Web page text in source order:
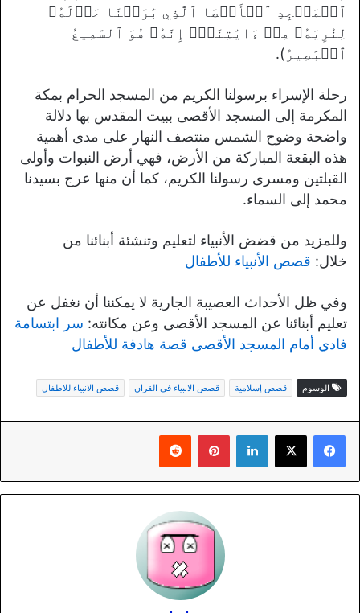
ٱلۡمَسۡجِدِ ٱلۡأَقۡصَا ٱلَّذِي بَٰرَكۡنَا حَوۡلَهُۥ
لِنُرِيَهُۥ مِنۡ ءَايَٰتِنَآۚ إِنَّهُۥ هُوَ ٱلسَّمِيعُ
ٱلۡبَصِيرُ).
رحلة الإسراء برسولنا الكريم من المسجد الحرام بمكة
المكرمة إلى المسجد الأقصى ببيت المقدس بها دلالة
واضحة وضوح الشمس منتصف النهار على مدى أهمية
هذه البقعة المباركة من الأرض، فهي أرض النبوات وأولى
القبلتين ومسرى رسولنا الكريم، كما أن منها عرج بسيدنا
محمد إلى السماء.
وللمزيد من قضض الأنبياء لتعليم وتنشئة أبنائنا من
خلال: قصص الأنبياء للأطفال
وفي ظل الأحداث العصيبة الجارية لا يمكننا أن نغفل عن
تعليم أبنائنا عن المسجد الأقصى وعن مكانته: سر ابتسامة
فادي أمام المسجد الأقصى قصة هادفة للأطفال
الوسوم قصص إسلامية قصص الانبياء في القران قصص الانبياء للاطفال
لينكدإن بينتيريست